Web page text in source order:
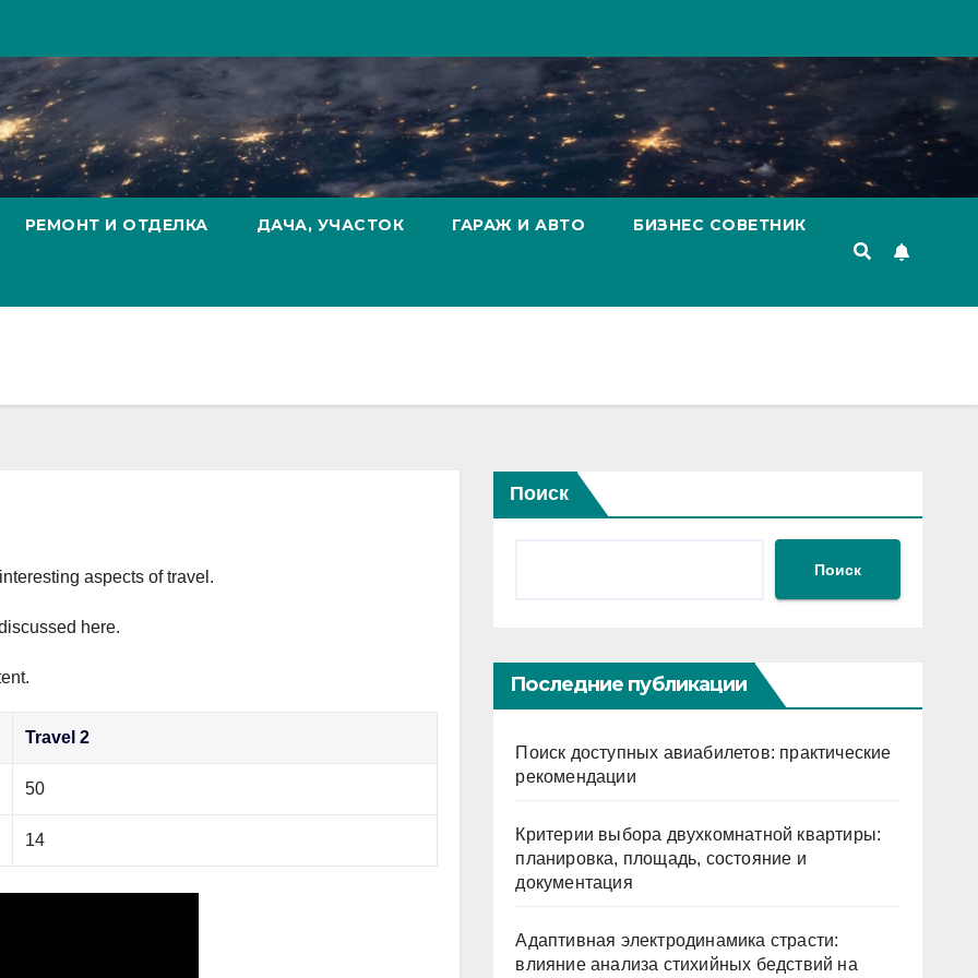
РЕМОНТ И ОТДЕЛКА ДАЧА, УЧАСТОК ГАРАЖ И АВТО БИЗНЕС СОВЕТНИК
aspects of travel.
here.
Travel 2
50
14
Поиск
Поиск
Последние публикации
Поиск доступных авиабилетов: практические
рекомендации
Критерии выбора двухкомнатной квартиры:
планировка, площадь, состояние и
документация
Адаптивная электродинамика страсти:
влияние анализа стихийных бедствий на